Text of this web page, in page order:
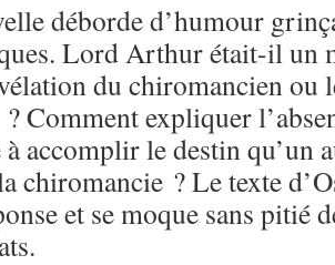
déborde d’humour
Lord Arthur était-il un
du chiromancien ou
Comment expliquer
accomplir le destin qu’un
chiromancie ? Le texte
et se moque sans pitié